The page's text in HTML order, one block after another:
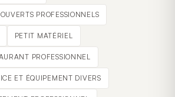
PROFESSIONNELS
PETIT MATÉRIEL
PROFESSIONNEL
ET ÉQUIPEMENT DIVERS